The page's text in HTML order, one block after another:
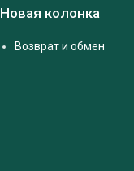
Новая колонка
Возврат и обмен